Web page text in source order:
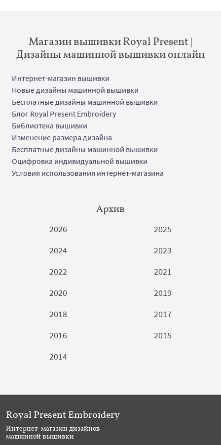
Магазин вышивки Royal Present |
Дизайны машинной вышивки онлайн
Интернет-магазин вышивки
Новые дизайны машинной вышивки
Бесплатные дизайны машинной вышивки
Блог Royal Present Embroidery
Библиотека вышивки
Изменение размера дизайна
Бесплатные дизайны машинной вышивки
Оцифровка индивидуальной вышивки
Условия использования интернет-магазина
Архив
2026
2025
2024
2023
2022
2021
2020
2019
2018
2017
2016
2015
2014
Royal Present Embroidery
Интернет-магазин дизайнов
машинной вышивки